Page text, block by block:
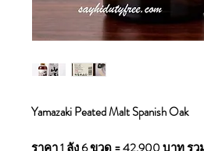
Yamazaki Peated Malt Spanish Oak